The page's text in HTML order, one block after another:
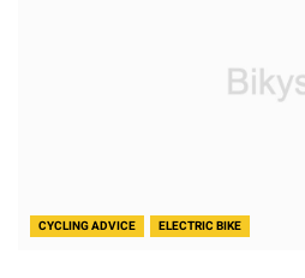
CYCLING ADVICE ELECTRIC BIKE